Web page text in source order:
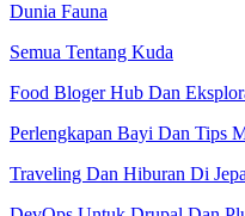
Dunia Fauna
Semua Tentang Kuda
Food Bloger Hub Dan
Perlengkapan Bayi Dan Tips
Traveling Dan Hiburan Di